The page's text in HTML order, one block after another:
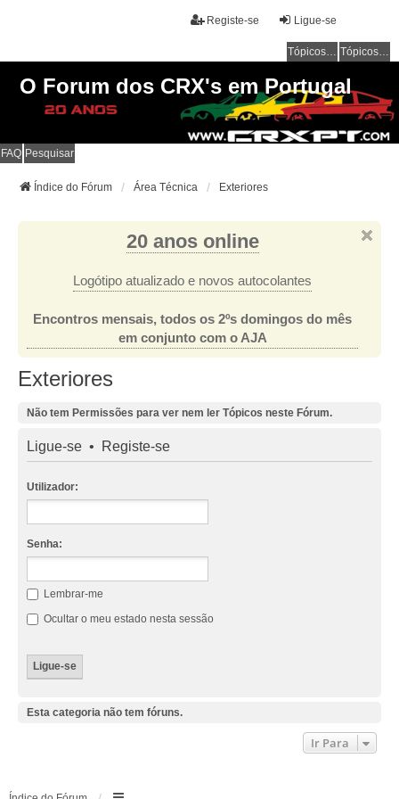
Ligue-se
Registe-se
Tópicos sem resposta Tópicos ativos
O Forum dos CRX's em Portugal
FAQ Pesquisar
Índice do Fórum Área Técnica Exteriores
20 anos online
Logótipo atualizado e novos autocolantes
Encontros mensais, todos os 2ºs domingos do mês
em conjunto com o AJA
Exteriores
Não tem Permissões para ver nem ler Tópicos neste Fórum.
Ligue-se • Registe-se
Utilizador:
Senha:
Lembrar-me
Ocultar o meu estado nesta sessão
Esta categoria não tem fóruns.
Ir Para